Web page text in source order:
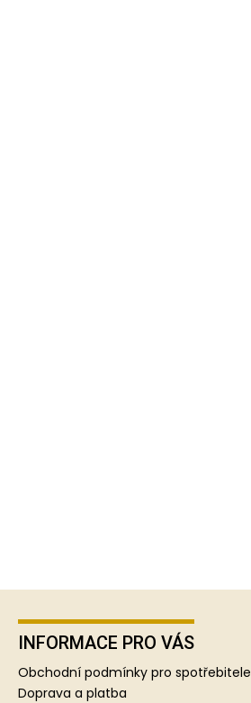
INFORMACE PRO VÁS
Obchodní podmínky pro spotřebitele
Doprava a platba